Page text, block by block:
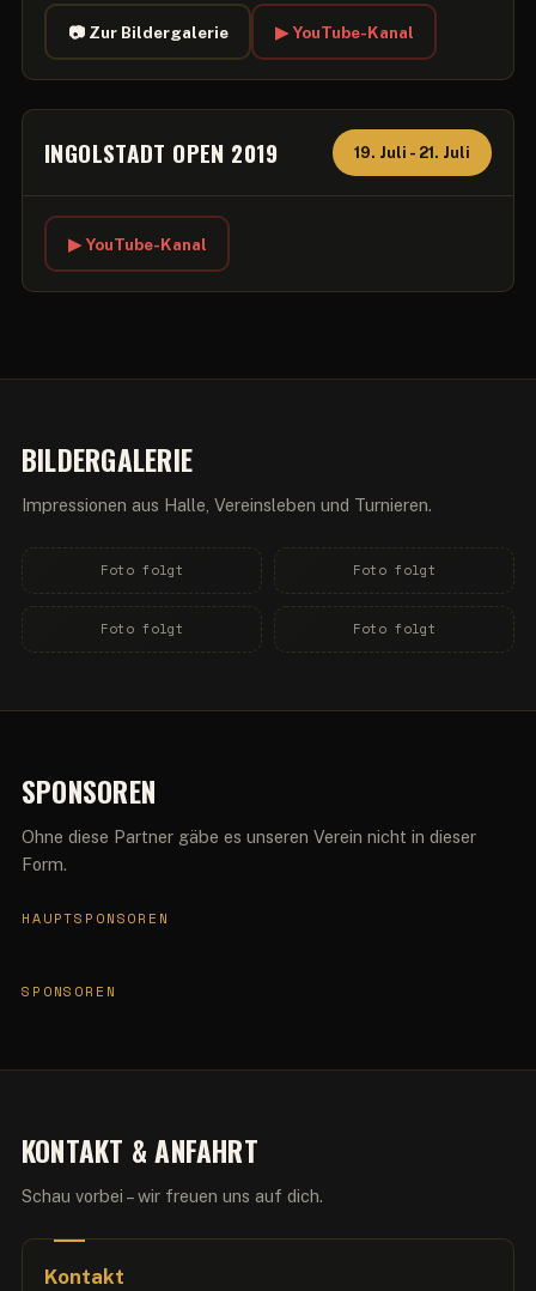
📷 Zur Bildergalerie ▶ YouTube-Kanal
INGOLSTADT OPEN 2019 19. Juli - 21. Juli
▶ YouTube-Kanal
BILDERGALERIE
Impressionen aus Halle, Vereinsleben und Turnieren.
Foto folgt Foto folgt
Foto folgt Foto folgt
SPONSOREN
Ohne diese Partner gäbe es unseren Verein nicht in dieser
Form.
HAUPTSPONSOREN
SPONSOREN
KONTAKT & ANFAHRT
Schau vorbei – wir freuen uns auf dich.
Kontakt